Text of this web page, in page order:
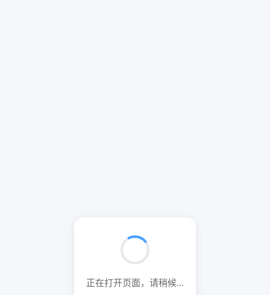
正在打开页面，请稍候...